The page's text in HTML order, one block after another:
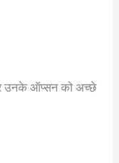
उनके ऑप्सन को अच्छे